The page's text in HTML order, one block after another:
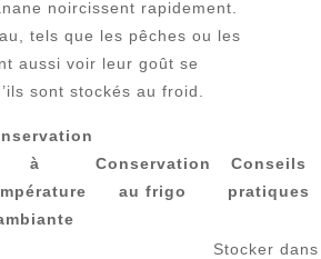
noircissent rapidement.
tels que les pêches ou les
aussi voir leur goût se
sont stockés au froid.
à
Conservation
au frigo
Conseils
pratiques
Stocker dans